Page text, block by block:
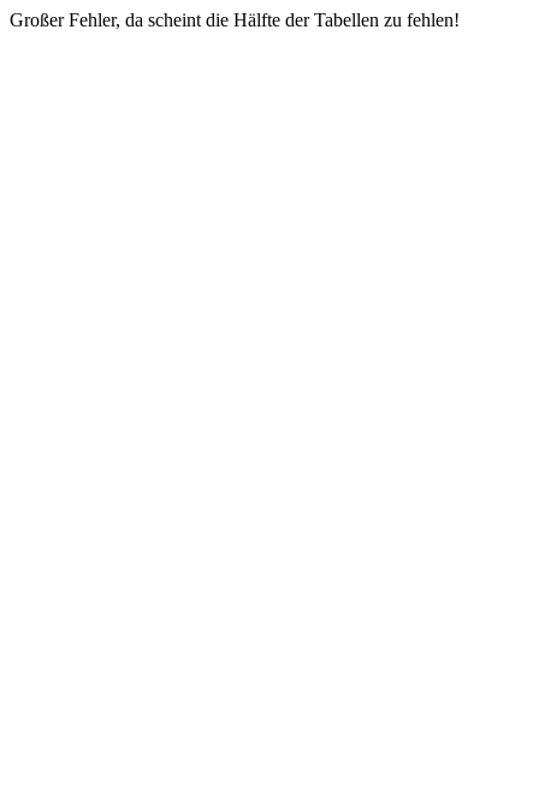
Großer Fehler, da scheint die Hälfte der Tabellen zu fehlen!